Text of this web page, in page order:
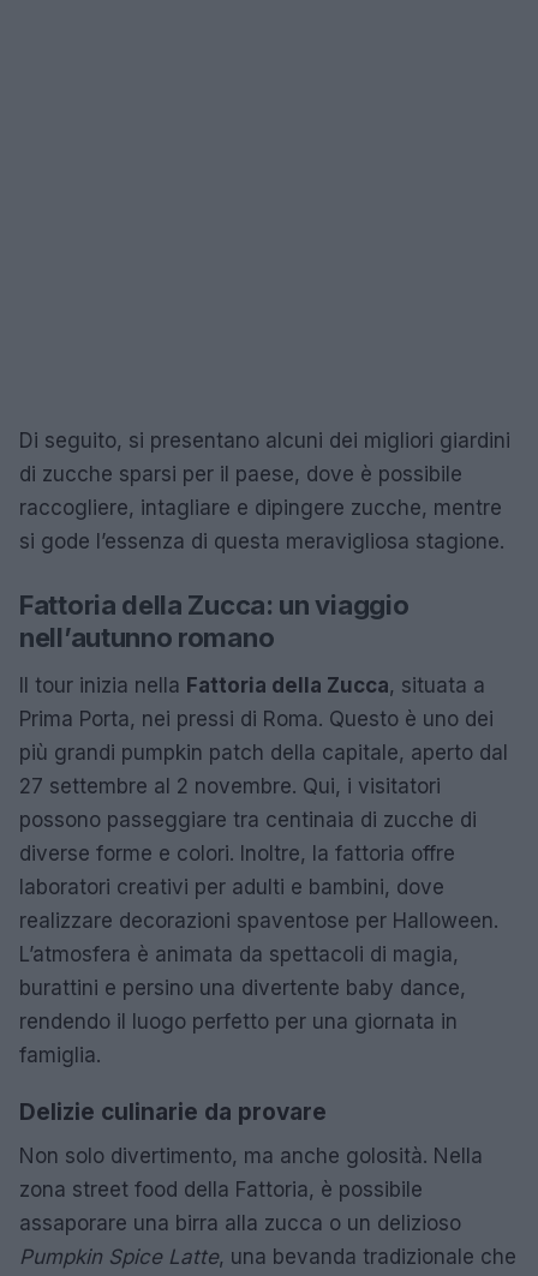
Di seguito, si presentano alcuni dei migliori giardini
di zucche sparsi per il paese, dove è possibile
raccogliere, intagliare e dipingere zucche, mentre
si gode l’essenza di questa meravigliosa stagione.
Fattoria della Zucca: un viaggio
nell’autunno romano
Il tour inizia nella Fattoria della Zucca, situata a
Prima Porta, nei pressi di Roma. Questo è uno dei
più grandi pumpkin patch della capitale, aperto dal
27 settembre al 2 novembre. Qui, i visitatori
possono passeggiare tra centinaia di zucche di
diverse forme e colori. Inoltre, la fattoria offre
laboratori creativi per adulti e bambini, dove
realizzare decorazioni spaventose per Halloween.
L’atmosfera è animata da spettacoli di magia,
burattini e persino una divertente baby dance,
rendendo il luogo perfetto per una giornata in
famiglia.
Delizie culinarie da provare
Non solo divertimento, ma anche golosità. Nella
zona street food della Fattoria, è possibile
assaporare una birra alla zucca o un delizioso
Pumpkin Spice Latte, una bevanda tradizionale che